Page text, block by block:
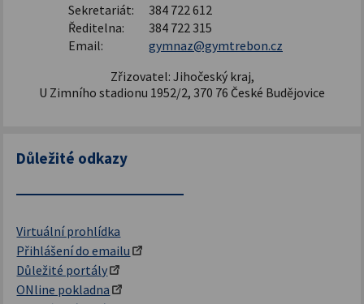
Sekretariát:
384 722 612
Ředitelna:
384 722 315
Email:
gymnaz@gymtrebon.cz
Zřizovatel: Jihočeský kraj,
U Zimního stadionu 1952/2, 370 76 České Budějovice
Důležité odkazy
Virtuální prohlídka
Přihlášení do emailu
Důležité portály
ONline pokladna